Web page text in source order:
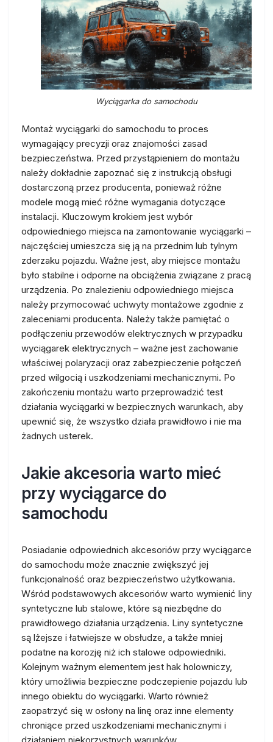
Wyciągarka do samochodu
Montaż wyciągarki do samochodu to proces
wymagający precyzji oraz znajomości zasad
bezpieczeństwa. Przed przystąpieniem do montażu
należy dokładnie zapoznać się z instrukcją obsługi
dostarczoną przez producenta, ponieważ różne
modele mogą mieć różne wymagania dotyczące
instalacji. Kluczowym krokiem jest wybór
odpowiedniego miejsca na zamontowanie wyciągarki –
najczęściej umieszcza się ją na przednim lub tylnym
zderzaku pojazdu. Ważne jest, aby miejsce montażu
było stabilne i odporne na obciążenia związane z pracą
urządzenia. Po znalezieniu odpowiedniego miejsca
należy przymocować uchwyty montażowe zgodnie z
zaleceniami producenta. Należy także pamiętać o
podłączeniu przewodów elektrycznych w przypadku
wyciągarek elektrycznych – ważne jest zachowanie
właściwej polaryzacji oraz zabezpieczenie połączeń
przed wilgocią i uszkodzeniami mechanicznymi. Po
zakończeniu montażu warto przeprowadzić test
działania wyciągarki w bezpiecznych warunkach, aby
upewnić się, że wszystko działa prawidłowo i nie ma
żadnych usterek.
Jakie akcesoria warto mieć
przy wyciągarce do
samochodu
Posiadanie odpowiednich akcesoriów przy wyciągarce
do samochodu może znacznie zwiększyć jej
funkcjonalność oraz bezpieczeństwo użytkowania.
Wśród podstawowych akcesoriów warto wymienić liny
syntetyczne lub stalowe, które są niezbędne do
prawidłowego działania urządzenia. Liny syntetyczne
są lżejsze i łatwiejsze w obsłudze, a także mniej
podatne na korozję niż ich stalowe odpowiedniki.
Kolejnym ważnym elementem jest hak holowniczy,
który umożliwia bezpieczne podczepienie pojazdu lub
innego obiektu do wyciągarki. Warto również
zaopatrzyć się w osłony na linę oraz inne elementy
chroniące przed uszkodzeniami mechanicznymi i